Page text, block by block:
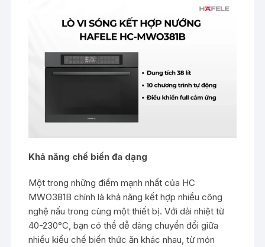
Khả năng chế biến đa dạng
Một trong những điểm mạnh nhất của HC
MWO381B chính là khả năng kết hợp nhiều công
nghệ nấu trong cùng một thiết bị. Với dải nhiệt từ
40-230°C, bạn có thể dễ dàng chuyển đổi giữa
nhiều kiểu chế biến thức ăn khác nhau, từ món